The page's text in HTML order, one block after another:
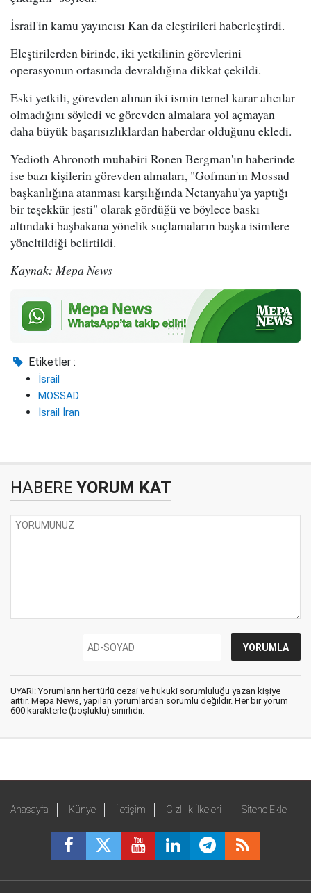
İsrail'in kamu yayıncısı Kan da eleştirileri haberleştirdi.
Eleştirilerden birinde, iki yetkilinin görevlerini
operasyonun ortasında devraldığına dikkat çekildi.
Eski yetkili, görevden alınan iki ismin temel karar alıcılar
olmadığını söyledi ve görevden almalara yol açmayan
daha büyük başarısızlıklardan haberdar olduğunu ekledi.
Yedioth Ahronoth muhabiri Ronen Bergman'ın haberinde
ise bazı kişilerin görevden almaları, "Gofman'ın Mossad
başkanlığına atanması karşılığında Netanyahu'ya yaptığı
bir teşekkür jesti" olarak gördüğü ve böylece baskı
altındaki başbakana yönelik suçlamaların başka isimlere
yöneltildiği belirtildi.
Kaynak: Mepa News
Etiketler :
İsrail
MOSSAD
İsrail İran
HABERE YORUM KAT
UYARI: Yorumların her türlü cezai ve hukuki sorumluluğu yazan kişiye
aittir. Mepa News, yapılan yorumlardan sorumlu değildir. Her bir yorum
600 karakterle (boşluklu) sınırlıdır.
Anasayfa Künye İletişim Gizlilik İlkeleri Sitene Ekle